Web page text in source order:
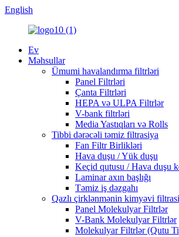
English
Ev
Məhsullar
Ümumi havalandırma filtrləri
Panel Filtrləri
Çanta Filtrləri
HEPA və ULPA Filtrlər
V-bank filtrləri
Media Yastıqları və Rolls
Tibbi dərəcəli təmiz filtrasiya
Fan Filtr Birlikləri
Hava duşu / Yük duşu
Keçid qutusu / Hava duşu
Laminar axın başlığı
Təmiz iş dəzgahı
Qazlı çirklənmənin kimyəvi
Panel Molekulyar Filtrlər
V-Bank Molekulyar Filtrlər
Molekulyar Filtrlər (Qutu